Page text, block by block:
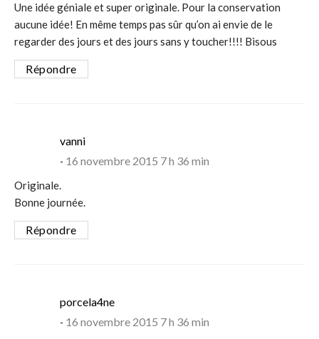
Une idée géniale et super originale. Pour la conservation
aucune idée! En même temps pas sûr qu’on ai envie de le
regarder des jours et des jours sans y toucher!!!! Bisous
Répondre
vannisays:
16 novembre 2015 7 h 36 min
Originale.
Bonne journée.
Répondre
porcela4nesays:
16 novembre 2015 7 h 36 min